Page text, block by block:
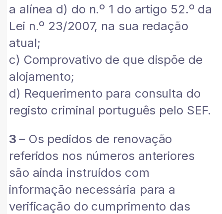
a alínea d) do n.º 1 do artigo 52.º da
Lei n.º 23/2007, na sua redação
atual;
c) Comprovativo de que dispõe de
alojamento;
d) Requerimento para consulta do
registo criminal português pelo SEF.
3 –Os pedidos de renovação
referidos nos números anteriores
são ainda instruídos com
informação necessária para a
verificação do cumprimento das